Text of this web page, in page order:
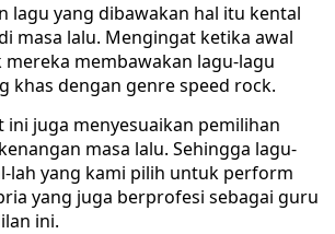
lagu yang dibawakan hal itu kental
masa lalu. Mengingat ketika awal
membawakan lagu-lagu
khas dengan genre speed rock.
ini juga menyesuaikan pemilihan
masa lalu. Sehingga lagu-
lah yang kami pilih untuk perform
yang juga berprofesi sebagai guru
ini.